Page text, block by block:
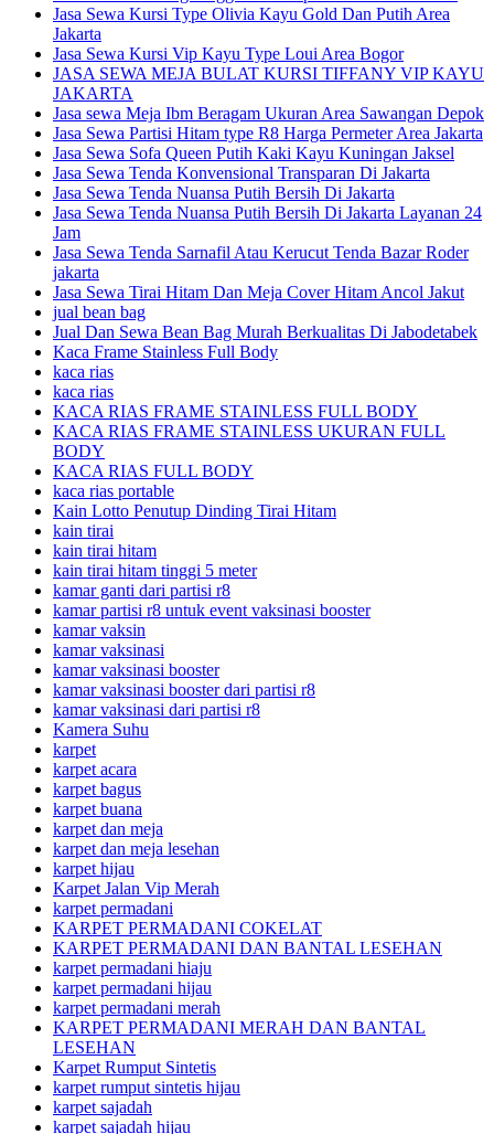
Jasa Sewa Kursi Type Olivia Kayu Gold Dan Putih Area
Jakarta
Jasa Sewa Kursi Vip Kayu Type Loui Area Bogor
JASA SEWA MEJA BULAT KURSI TIFFANY VIP KAYU
JAKARTA
Jasa sewa Meja Ibm Beragam Ukuran Area Sawangan Depok
Jasa Sewa Partisi Hitam type R8 Harga Permeter Area Jakarta
Jasa Sewa Sofa Queen Putih Kaki Kayu Kuningan Jaksel
Jasa Sewa Tenda Konvensional Transparan Di Jakarta
Jasa Sewa Tenda Nuansa Putih Bersih Di Jakarta
Jasa Sewa Tenda Nuansa Putih Bersih Di Jakarta Layanan 24
Jam
Jasa Sewa Tenda Sarnafil Atau Kerucut Tenda Bazar Roder
jakarta
Jasa Sewa Tirai Hitam Dan Meja Cover Hitam Ancol Jakut
jual bean bag
Jual Dan Sewa Bean Bag Murah Berkualitas Di Jabodetabek
Kaca Frame Stainless Full Body
kaca rias
kaca rias
KACA RIAS FRAME STAINLESS FULL BODY
KACA RIAS FRAME STAINLESS UKURAN FULL
BODY
KACA RIAS FULL BODY
kaca rias portable
Kain Lotto Penutup Dinding Tirai Hitam
kain tirai
kain tirai hitam
kain tirai hitam tinggi 5 meter
kamar ganti dari partisi r8
kamar partisi r8 untuk event vaksinasi booster
kamar vaksin
kamar vaksinasi
kamar vaksinasi booster
kamar vaksinasi booster dari partisi r8
kamar vaksinasi dari partisi r8
Kamera Suhu
karpet
karpet acara
karpet bagus
karpet buana
karpet dan meja
karpet dan meja lesehan
karpet hijau
Karpet Jalan Vip Merah
karpet permadani
KARPET PERMADANI COKELAT
KARPET PERMADANI DAN BANTAL LESEHAN
karpet permadani hiaju
karpet permadani hijau
karpet permadani merah
KARPET PERMADANI MERAH DAN BANTAL
LESEHAN
Karpet Rumput Sintetis
karpet rumput sintetis hijau
karpet sajadah
karpet sajadah hijau